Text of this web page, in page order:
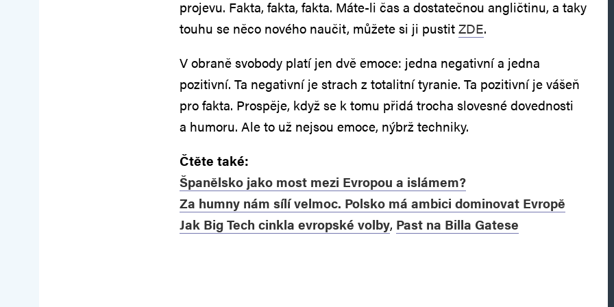
projevu. Fakta, fakta, fakta. Máte-li čas a dostatečnou angličtinu, a taky
touhu se něco nového naučit, můžete si ji pustitZDE.
V obraně svobody platí jen dvě emoce: jedna negativní a jedna
pozitivní. Ta negativní je strach z totalitní tyranie. Ta pozitivní je vášeň
pro fakta. Prospěje, když se k tomu přidá trocha slovesné dovednosti
a humoru. Ale to už nejsou emoce, nýbrž techniky.
Čtěte také:
Španělsko jako most mezi Evropou a islámem?
Za humny nám sílí velmoc. Polsko má ambici dominovat Evropě
Jak Big Tech cinkla evropské volby, Past na Billa Gatese